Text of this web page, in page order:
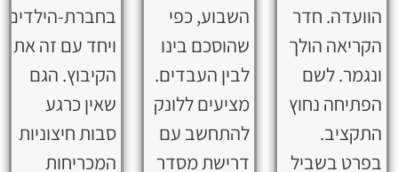
הוועדה. חדר
הקריאה הולך
ונגמר. לשם
הפתיחה נחוץ
התקציב.
בפרט בשביל
השבוע, כפי
שהוסכם בינו
לבין העבדים.
מציעים ללונק
להתחשב עם
דרישת מסדר
בחברת-הילדים
ויחד עם זה את
הקיבוץ. הגם
שאין כרגע
סבות חיצוניות
המכריחות